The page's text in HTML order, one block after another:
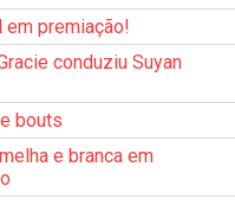
em premiação!
conduziu Suyan
bouts
e branca em